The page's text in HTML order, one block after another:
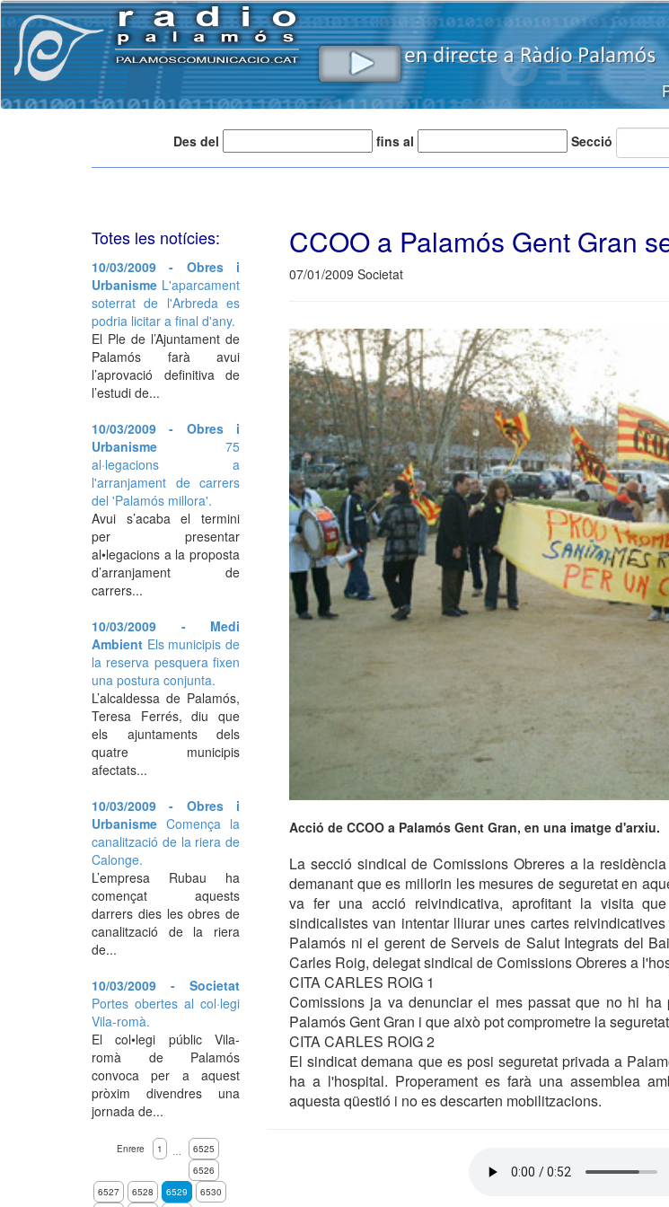
Des del fins al Secció
CCOO a Palamós Gent Gran
07/01/2009 Societat
Acció de CCOO a Palamós Gent Gran, en una imatge d'arxiu.
La secció sindical de Comissions Obreres a la
demanant que es millorin les mesures de seguretat en
va fer una acció reivindicativa, aprofitant la visita
sindicalistes van intentar lliurar unes cartes
Palamós ni el gerent de Serveis de Salut Integrats del
Carles Roig, delegat sindical de Comissions Obreres a
CITA CARLES ROIG 1
Comissions ja va denunciar el mes passat que no hi ha
Palamós Gent Gran i que això pot comprometre la
CITA CARLES ROIG 2
El sindicat demana que es posi seguretat privada a
ha a l'hospital. Properament es farà una assemblea
aquesta qüestió i no es descarten mobilitzacions.
Totes les notícies:
10/03/2009 - Obres i
Urbanisme L'aparcament
soterrat de l'Arbreda es
podria licitar a final d'any.
El Ple de l’Ajuntament de
Palamós farà avui
l’aprovació definitiva de
l’estudi de...
10/03/2009 - Obres i
Urbanisme 75
al·legacions a
l'arranjament de carrers
del 'Palamós millora'.
Avui s’acaba el termini
per presentar
al•legacions a la proposta
d’arranjament de
carrers...
10/03/2009 - Medi
Ambient Els municipis de
la reserva pesquera fixen
una postura conjunta.
L’alcaldessa de Palamós,
Teresa Ferrés, diu que
els ajuntaments dels
quatre municipis
afectats...
10/03/2009 - Obres i
Urbanisme Comença la
canalització de la riera de
Calonge.
L’empresa Rubau ha
començat aquests
darrers dies les obres de
canalització de la riera
de...
10/03/2009 - Societat
Portes obertes al col·legi
Vila-romà.
El col•legi públic Vila-
romà de Palamós
convoca per a aquest
pròxim divendres una
jornada de...
Enrere 1 …
6525
6526
6527
6528 6529 6530